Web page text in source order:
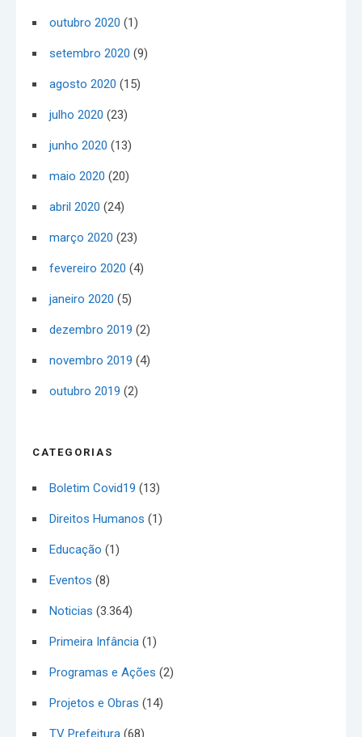
outubro 2020 (1)
setembro 2020 (9)
agosto 2020 (15)
julho 2020 (23)
junho 2020 (13)
maio 2020 (20)
abril 2020 (24)
março 2020 (23)
fevereiro 2020 (4)
janeiro 2020 (5)
dezembro 2019 (2)
novembro 2019 (4)
outubro 2019 (2)
CATEGORIAS
Boletim Covid19 (13)
Direitos Humanos (1)
Educação (1)
Eventos (8)
Noticias (3.364)
Primeira Infância (1)
Programas e Ações (2)
Projetos e Obras (14)
TV Prefeitura (68)